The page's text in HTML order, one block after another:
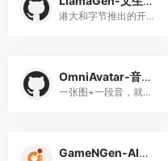
港大和字节推出的开源文生图模型
OmniAvatar-音频驱动视频生成
一张图+一段音，就能生成长视频
GameNGen-AI游戏引擎